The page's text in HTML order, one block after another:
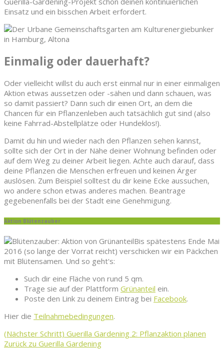
Einsatz und ein bisschen Arbeit erfordert.
Einmalig oder dauerhaft?
Oder vielleicht willst du auch erst einmal nur in einer einmaligen
Aktion etwas aussetzen oder -sähen und dann schauen, was
so damit passiert? Dann such dir einen Ort, an dem die
Chancen für ein Pflanzenleben auch tatsächlich gut sind (also
keine Fahrrad-Abstellplätze oder Hundeklos!).
Damit du hin und wieder nach den Pflanzen sehen kannst,
sollte sich der Ort in der Nähe deiner Wohnung befinden oder
auf dem Weg zu deiner Arbeit liegen. Achte auch darauf, dass
deine Pflanzen die Menschen erfreuen und keinen Ärger
auslösen. Zum Beispiel solltest du dir keine Ecke aussuchen,
wo andere schon etwas anderes machen. Beantrage
gegebenenfalls bei der Stadt eine Genehmigung.
Aktion Blütenzauber
Bis spätestens Ende Mai
2016 (so lange der Vorrat reicht) verschicken wir ein Päckchen
mit Blütensamen. Und so geht's:
Such dir eine Fläche von rund 5 qm.
Trage sie auf der Plattform Grünanteil ein.
Poste den Link zu deinem Eintrag bei Facebook.
Hier die Teilnahmebedingungen.
(Nächster Schritt) Guerilla Gardening 2: Pflanzaktion planen
Zurück zu Guerilla Gardening